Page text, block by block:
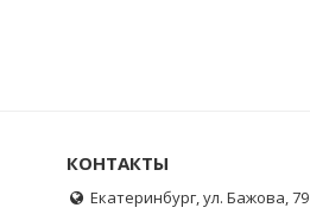
КОНТАКТЫ
Екатеринбург, ул. Бажова, 79